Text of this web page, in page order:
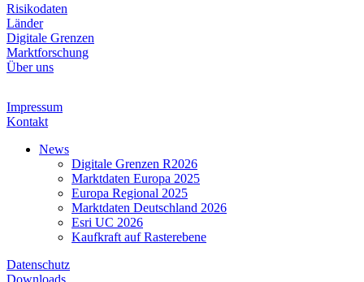
Risikodaten
Länder
Digitale Grenzen
Marktforschung
Über uns
Impressum
Kontakt
News
Digitale Grenzen R2026
Marktdaten Europa 2025
Europa Regional 2025
Marktdaten Deutschland 2026
Esri UC 2026
Kaufkraft auf Rasterebene
Datenschutz
Downloads